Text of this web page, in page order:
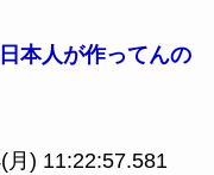
本人が作ってんの
月) 11:22:57.581